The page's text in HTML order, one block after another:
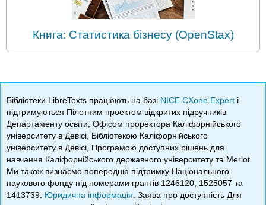
Книга: Статистика бізнесу (OpenStax)
Бібліотеки LibreTexts працюють на базі NICE CXone Expert і
підтримуються Пілотним проектом відкритих підручників
Департаменту освіти, Офісом проректора Каліфорнійського
університету в Девісі, Бібліотекою Каліфорнійського
університету в Девісі, Програмою доступних рішень для
навчання Каліфорнійського державного університету та Merlot.
Ми також визнаємо попередню підтримку Національного
наукового фонду під номерами грантів 1246120, 1525057 та
1413739. Юридична інформація . Заява про доступність Для